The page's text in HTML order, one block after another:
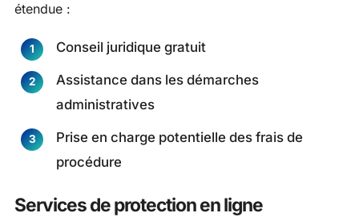
étendue :
Conseil juridique gratuit
Assistance dans les démarches
administratives
Prise en charge potentielle des frais de
procédure
Services de protection en ligne